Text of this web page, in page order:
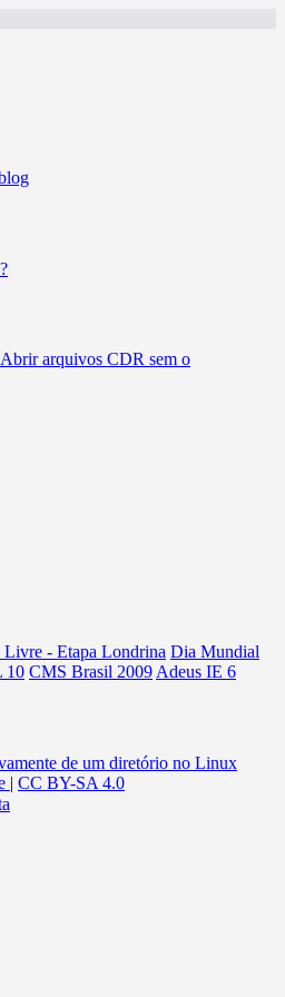
Abrir arquivos CDR sem o
- Etapa Londrina Dia Mundial
10 CMS Brasil 2009 Adeus IE 6
de um diretório no Linux
| CC BY-SA 4.0